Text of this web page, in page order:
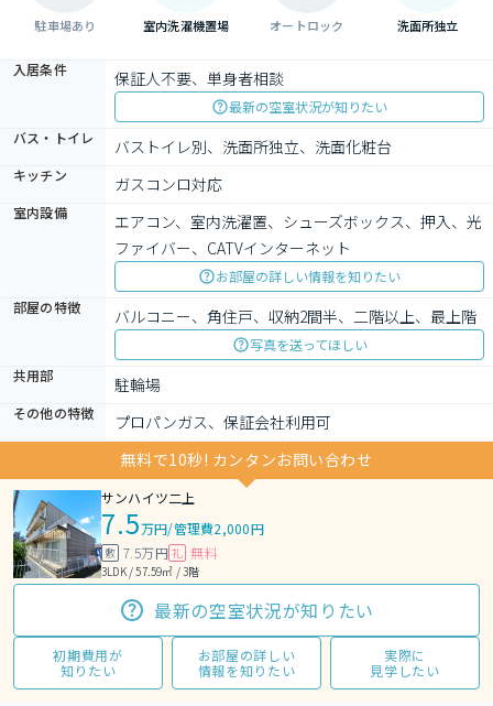
駐車場あり 室内洗濯機置場 オートロック 洗面所独立
入居条件 保証人不要、単身者相談
最新の空室状況が知りたい
バス・トイレ
バストイレ別、洗面所独立、洗面化粧台
キッチン ガスコンロ対応
室内設備
エアコン、室内洗濯置、シューズボックス、押入、光
ファイバー、CATVインターネット
お部屋の詳しい情報を知りたい
部屋の特徴
バルコニー、角住戸、収納2間半、二階以上、最上階
写真を送ってほしい
共用部
駐輪場
その他の特徴
プロパンガス、保証会社利用可
無料で10秒! カンタンお問い合わせ
サンハイツ二上
7.5万円/管理費2,000円
敷 7.5万円 礼 無料
3LDK / 57.59㎡ / 3階
最新の空室状況が知りたい
初期費用が
知りたい
お部屋の詳しい
情報を知りたい
実際に
見学したい